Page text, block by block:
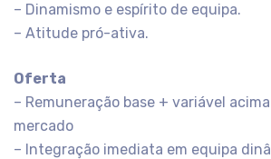
– Dinamismo e espírito de equipa.
– Atitude pró-ativa.
Oferta
– Remuneração base + variável
mercado
– Integração imediata em equipa